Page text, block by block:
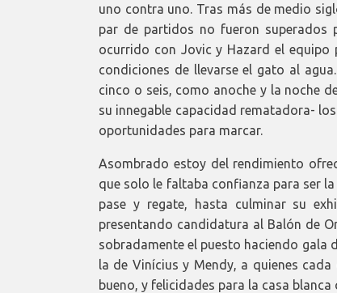
uno contra uno. Tras más de medio
par de partidos no fueron superados
ocurrido con Jovic y Hazard el equipo
condiciones de llevarse el gato al
cinco o seis, como anoche y la noche
su innegable capacidad rematadora-
oportunidades para marcar.
Asombrado estoy del rendimiento
que solo le faltaba confianza para ser
pase y regate, hasta culminar su
presentando candidatura al Balón de
sobradamente el puesto haciendo gala
la de Vinícius y Mendy, a quienes
bueno, y felicidades para la casa